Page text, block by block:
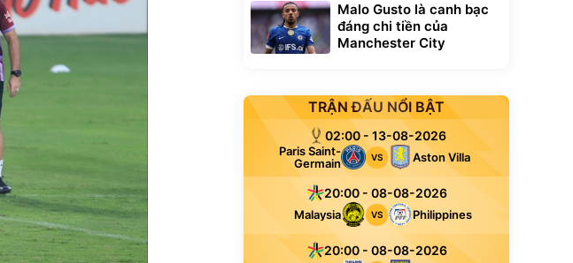
Malo Gusto là canh bạc
đáng chi tiền của
Manchester City
TRẬN ĐẤU NỔI BẬT
02:00 - 13-08-2026
Paris Saint-
Germain
VS Aston Villa
20:00 - 08-08-2026
Malaysia VS Philippines
20:00 - 08-08-2026